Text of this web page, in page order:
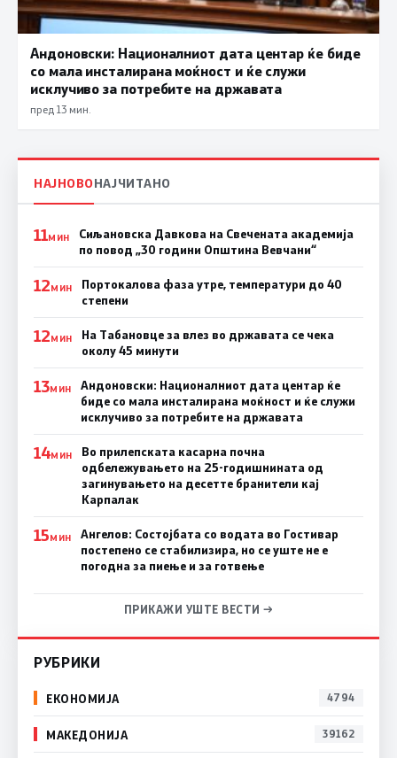
Андоновски: Националниот дата центар ќе биде
со мала инсталирана моќност и ќе служи
исклучиво за потребите на државата
пред 13 мин.
НАЈНОВОНАЈЧИТАНО
11МИН
Сиљановска Давкова на Свечената академија
по повод „30 години Општина Вевчани“
12МИН
Портокалова фаза утре, температури до 40
степени
12МИН
На Табановце за влез во државата се чека
околу 45 минути
13МИН
Андоновски: Националниот дата центар ќе
биде со мала инсталирана моќност и ќе служи
исклучиво за потребите на државата
14МИН
Во прилепската касарна почна
одбележувањето на 25-годишнината од
загинувањето на десетте бранители кај
Карпалак
15МИН
Ангелов: Состојбата со водата во Гостивар
постепено се стабилизира, но се уште не е
погодна за пиење и за готвење
ПРИКАЖИ УШТЕ ВЕСТИ →
РУБРИКИ
ЕКОНОМИЈА 4794
МАКЕДОНИЈА 39162